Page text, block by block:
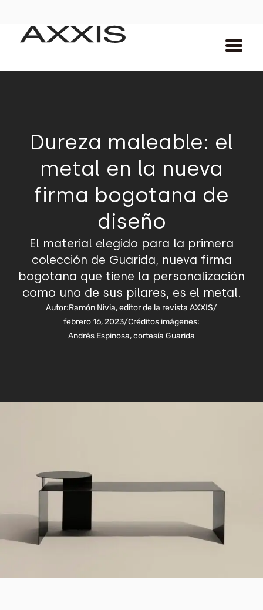
Dureza maleable: el
metal en la nueva
firma bogotana de
diseño
El material elegido para la primera
colección de Guarida, nueva firma
bogotana que tiene la personalización
como uno de sus pilares, es el metal.
Autor:Ramón Nivia, editor de la revista AXXIS/
febrero 16, 2023/Créditos imágenes:
Andrés Espinosa, cortesía Guarida